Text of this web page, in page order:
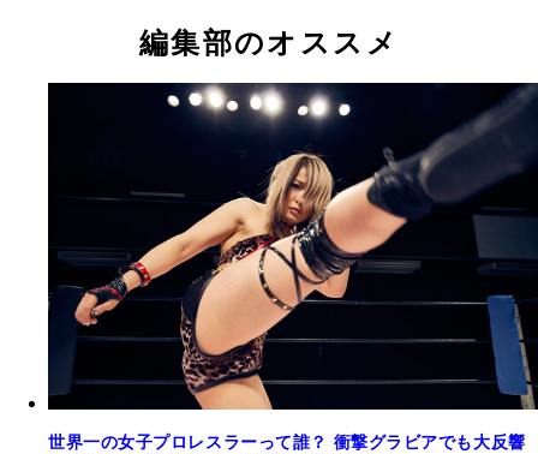
編集部のオススメ
世界一の女子プロレスラーって誰？ 衝撃グラビアでも大反響